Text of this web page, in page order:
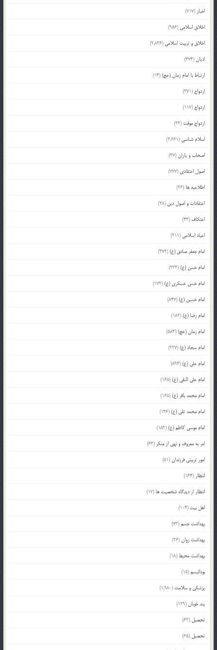
اخبار (717)
اخلاق اسلامی (956)
اخلاق و تربیت اسلامی (2,836)
ادیان(474)
ارتباط با امام زمان (عج)(14)
ازدواج (371)
ازدواج (117)
ازدواج موقت (32)
اسلام شناسی (2,661)
اصحاب و یاران(37)
اصول اعتقادی (777)
اطلاعیه ها (26)
اعتقادات و اصول دین (28)
اعتکاف (43)
اعیاد اسلامی (211)
امام جعفر صادق (ع)(372)
امام حسن (ع)(233)
امام حسن عسکری (ع)(172)
امام حسین (ع)(847)
امام رضا (ع)(182)
امام زمان (عج)(583)
امام سجاد (ع)(227)
امام علی (ع)(894)
امام علی النقی (ع)(165)
امام محمد باقر (ع)(165)
امام محمد تقی (ع)(146)
امام موسی کاظم (ع)(152)
امر به معروف و نهی از منکر (63)
امور تربیتی فرزندان(51)
انتظار (164)
انتظار از دیدگاه شخصیت ها (17)
اهل بیت (104)
بهداشت جسم(73)
بهداشت روان(26)
بهداشت محیط (18)
بودائیسم(15)
پزشکی و سلامت (1,980)
پند خوبان(129)
تحصیل (62)
تحصیل (65)